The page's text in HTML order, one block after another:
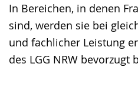
In Bereichen, in denen
sind, werden sie bei
und fachlicher Leistung
des LGG NRW bevorzugt